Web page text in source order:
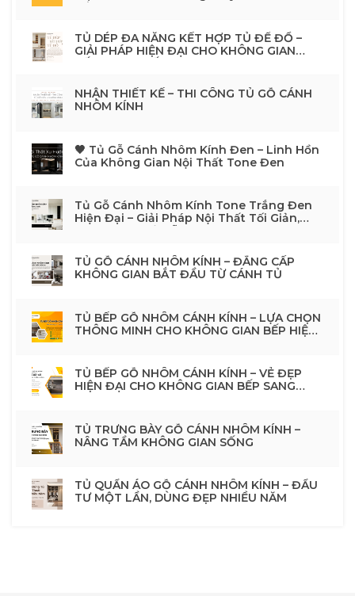
cấp cho ngôi nhà hiện đại
TỦ DÉP ĐA NĂNG KẾT HỢP TỦ ĐỂ ĐỒ –
GIẢI PHÁP HIỆN ĐẠI CHO KHÔNG GIAN
NHẬN THIẾT KẾ – THI CÔNG TỦ GỖ CÁNH
NHÔM KÍNH
🖤 Tủ Gỗ Cánh Nhôm Kính Đen – Linh Hồn
Của Không Gian Nội Thất Tone Đen
Tủ Gỗ Cánh Nhôm Kính Tone Trắng Đen
Hiện Đại – Giải Pháp Nội Thất Tối Giản,
Tối Giản, Sang Trọng
TỦ GỖ CÁNH NHÔM KÍNH – ĐẲNG CẤP
KHÔNG GIAN BẮT ĐẦU TỪ CÁNH TỦ
TỦ BẾP GỖ NHÔM CÁNH KÍNH – LỰA CHỌN
THÔNG MINH CHO KHÔNG GIAN BẾP HIỆN
TỦ BẾP GỖ NHÔM CÁNH KÍNH – VẺ ĐẸP
HIỆN ĐẠI CHO KHÔNG GIAN BẾP SANG
TỦ TRƯNG BÀY GỖ CÁNH NHÔM KÍNH –
NÂNG TẦM KHÔNG GIAN SỐNG
TỦ QUẦN ÁO GỖ CÁNH NHÔM KÍNH – ĐẦU
TƯ MỘT LẦN, DÙNG ĐẸP NHIỀU NĂM